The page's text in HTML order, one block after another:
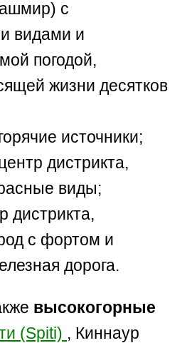
с
видами и
погодой,
жизни десятков
источники;
дистрикта,
виды;
дистрикта,
с фортом и
дорога.
высокогорные
(Spiti) , Киннаур